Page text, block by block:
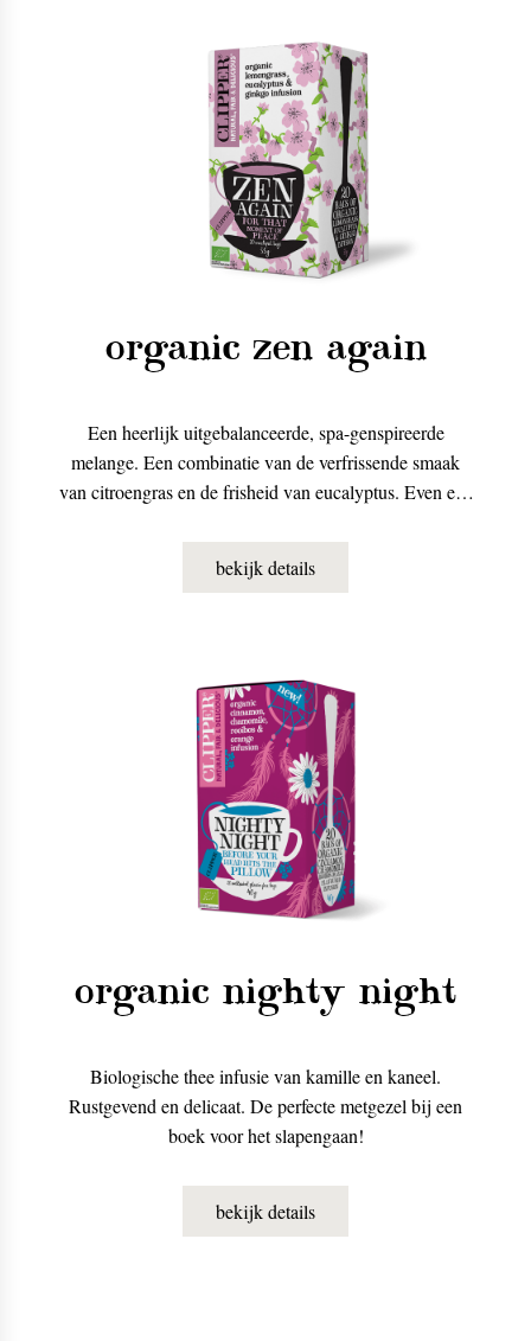
organic zen again
Een heerlijk uitgebalanceerde, spa-genspireerde
melange. Een combinatie van de verfrissende smaak
van citroengras en de frisheid van eucalyptus. Even een
bekijk details
organic nighty night
Biologische thee infusie van kamille en kaneel.
Rustgevend en delicaat. De perfecte metgezel bij een
boek voor het slapengaan!
bekijk details